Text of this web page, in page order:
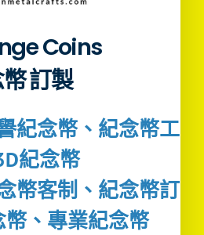
Coins
訂製
紀念幣、紀念幣工
紀念幣
幣客制、紀念幣訂
、專業紀念幣